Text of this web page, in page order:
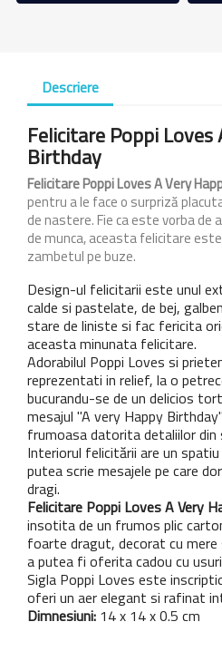
Descriere
Felicitare Poppi Loves
Birthday
Felicitare Poppi Loves A Very
pentru a le face o surpriză
de nastere. Fie ca este vorba de
de munca, aceasta felicitare
zambetul pe buze.
Design-ul felicitarii este unul
calde si pastelate, de bej,
stare de liniste si fac fericita
aceasta minunata felicitare.
Adorabilul Poppi Loves si
reprezentati in relief, la o
bucurandu-se de un delicios
mesajul "A very Happy
frumoasa datorita detaliilor din
Interiorul felicitării are un
putea scrie mesajele pe care
dragi.
Felicitare Poppi Loves A Very
insotita de un frumos plic
foarte dragut, decorat cu mere
a putea fi oferita cadou cu
Sigla Poppi Loves este
oferi un aer elegant si rafinat
Dimnesiuni: 14 x 14 x 0.5 cm